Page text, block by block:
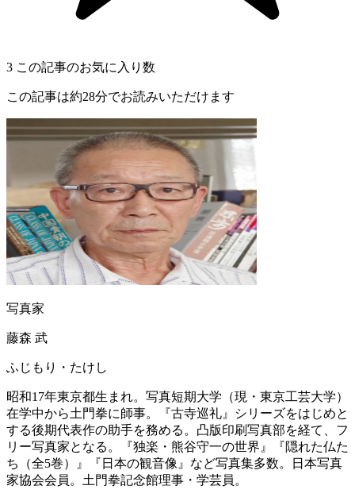
3 この記事のお気に入り数
この記事は約28分でお読みいただけます
写真家
藤森 武
ふじもり・たけし
昭和17年東京都生まれ。写真短期大学（現・東京工芸大学）
在学中から土門拳に師事。『古寺巡礼』シリーズをはじめと
する後期代表作の助手を務める。凸版印刷写真部を経て、フ
リー写真家となる。『独楽・熊谷守一の世界』『隠れた仏た
ち（全5巻）』『日本の観音像』など写真集多数。日本写真
家協会会員。土門拳記念館理事・学芸員。